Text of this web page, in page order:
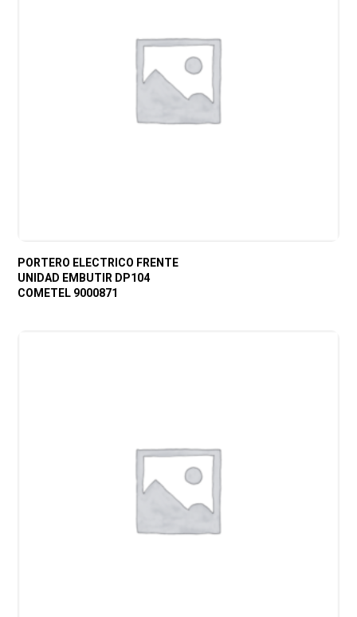
PORTERO ELECTRICO FRENTE
UNIDAD EMBUTIR DP104
COMETEL 9000871